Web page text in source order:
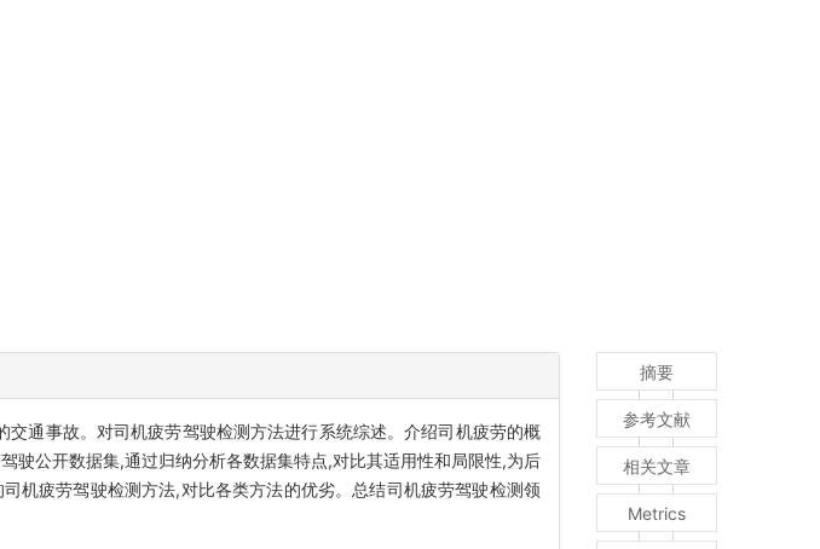
通事故。对司机疲劳驾驶检测方法进行系统综述。介绍司机疲劳的概
驶公开数据集,通过归纳分析各数据集特点,对比其适用性和局限性,为后
机疲劳驾驶检测方法,对比各类方法的优劣。总结司机疲劳驾驶检测领
摘要
参考文献
相关文章
Metrics